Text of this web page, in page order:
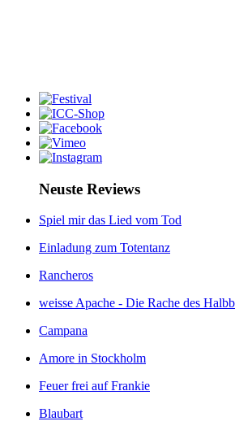
Neuste Reviews
Spiel mir das Lied vom Tod
Einladung zum Totentanz
Rancheros
weisse Apache - Die Rache des
Campana
Amore in Stockholm
Feuer frei auf Frankie
Blaubart